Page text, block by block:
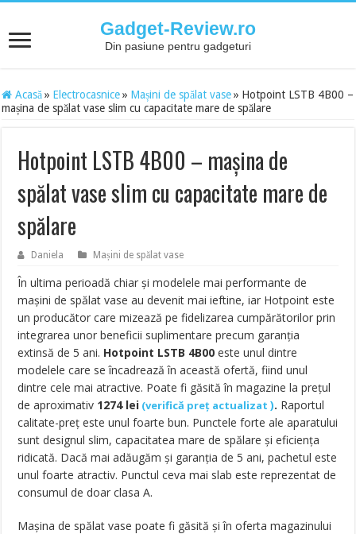
Gadget-Review.ro
Din pasiune pentru gadgeturi
Acasă » Electrocasnice » Mașini de spălat vase » Hotpoint LSTB 4B00 –
mașina de spălat vase slim cu capacitate mare de spălare
Hotpoint LSTB 4B00 – mașina de
spălat vase slim cu capacitate mare de
spălare
Daniela Mașini de spălat vase
În ultima perioadă chiar și modelele mai performante de
mașini de spălat vase au devenit mai ieftine, iar Hotpoint este
un producător care mizează pe fidelizarea cumpărătorilor prin
integrarea unor beneficii suplimentare precum garanția
extinsă de 5 ani. Hotpoint LSTB 4B00 este unul dintre
modelele care se încadrează în această ofertă, fiind unul
dintre cele mai atractive. Poate fi găsită în magazine la prețul
de aproximativ 1274 lei (verifică preț actualizat). Raportul
calitate-preț este unul foarte bun. Punctele forte ale aparatului
sunt designul slim, capacitatea mare de spălare și eficiența
ridicată. Dacă mai adăugăm și garanția de 5 ani, pachetul este
unul foarte atractiv. Punctul ceva mai slab este reprezentat de
consumul de doar clasa A.
Mașina de spălat vase poate fi găsită și în oferta magazinului